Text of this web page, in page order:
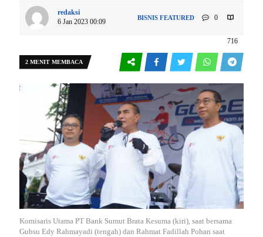
redaksi
6 Jan 2023 00:09
BISNIS FEATURED 0
716
2 MENIT MEMBACA
Komisaris Utama PT Bank Sumut Brata Kesuma (kiri), saat bersama
Gubsu Edy Rahmayadi (tengah) dan Rahmat Fadillah Pohan saat